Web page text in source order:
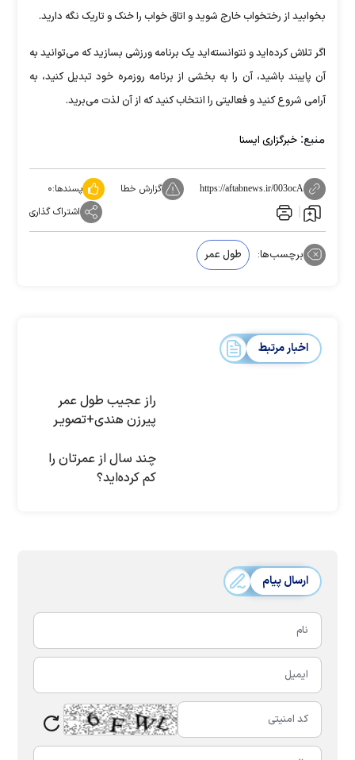
بخوابید از رختخواب خارج شوید و اتاق خواب را خنک و تاریک نگه دارید.
اگر تلاش کرده‌اید و نتوانسته‌اید یک برنامه ورزشی بسازید که می‌توانید به
آن پایبند باشید، آن را به بخشی از برنامه روزمره خود تبدیل کنید، به
آرامی شروع کنید و فعالیتی را انتخاب کنید که از آن لذت می‌برید.
منبع: خبرگزاری ایسنا
https://aftabnews.ir/003ocA گزارش خطا پسندها:۰
اشتراک گذاری
برچسب‌ها: طول عمر
اخبار مرتبط
راز عجیب طول عمر
پیرزن هندی+تصویـر
چند سال از عمرتان را
كم كرده‌ايد؟
ارسال پیام